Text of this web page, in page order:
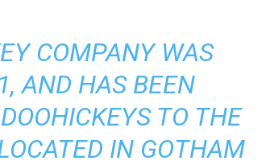
COMPANY WAS
AND HAS BEEN
TO THE
IN GOTHAM